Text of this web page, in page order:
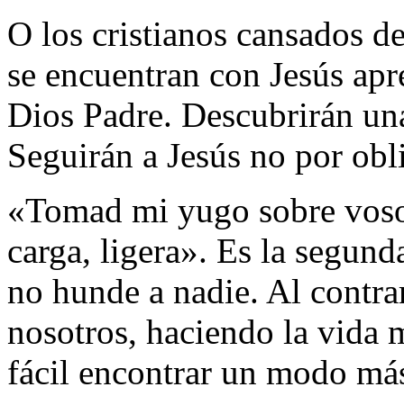
O los cristianos cansados
se encuentran con Jesús
Dios Padre. Descubrirán
Seguirán a Jesús no por
«Tomad mi yugo sobre
carga, ligera». Es la
no hunde a nadie. Al
nosotros, haciendo la vida
fácil encontrar un modo